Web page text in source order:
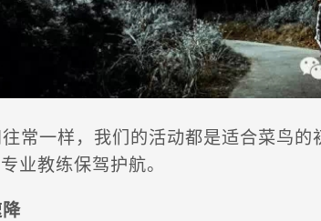
常一样，我们的活动都是适合菜鸟的
业教练保驾护航。